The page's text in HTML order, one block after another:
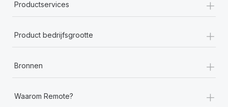
Productservices
Product bedrijfsgrootte +
Bronnen +
Waarom Remote? +